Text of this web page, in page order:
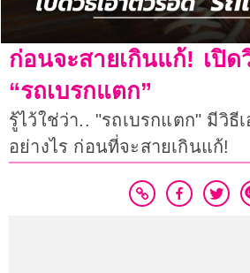
ก่อนจะสายเกินแก้! เปิด
“รถเบรกแตก”
รู้ไว้ใช่ว่า.. "รถเบรกแตก" มีวิธี
อย่างไร ก่อนที่จะสายเกินแก้!